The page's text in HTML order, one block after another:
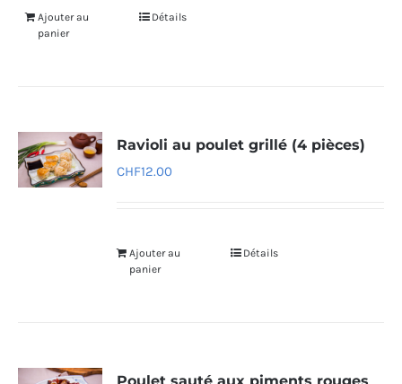
Ajouter au
panier
Détails
Ravioli au poulet grillé (4 pièces)
CHF12.00
Ajouter au
panier
Détails